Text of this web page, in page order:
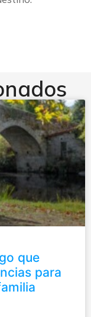
que
para